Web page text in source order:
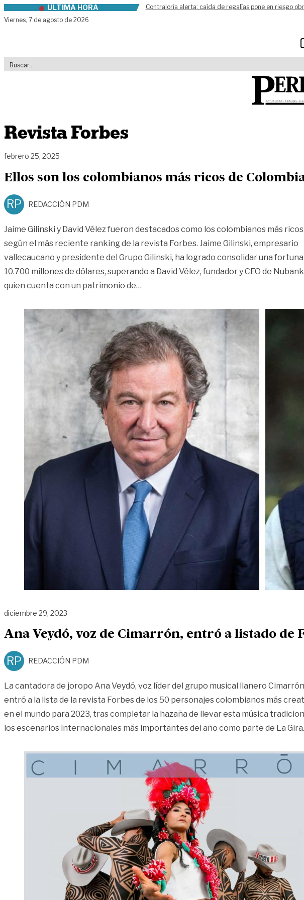
Skip to contentÚLTIMA HORA
Contraloría alerta: caída de regalías pone en riesgo
Viernes, 7 de agosto de 2026
Revista Forbes
febrero 25, 2025
Ellos son los colombianos más ricos de
RP REDACCIÓN PDM
Jaime Gilinski y David Vélez fueron destacados como los colombianos más ricos
según el más reciente ranking de la revista Forbes. Jaime Gilinski, empresario
vallecaucano y presidente del Grupo Gilinski, ha logrado consolidar una fortuna
10.700 millones de dólares, superando a David Vélez, fundador y CEO de
quien cuenta con un patrimonio de…
diciembre 29, 2023
Ana Veydó, voz de Cimarrón, entró a listado de
RP REDACCIÓN PDM
La cantadora de joropo Ana Veydó, voz líder del grupo musical llanero
entró a la lista de la revista Forbes de los 50 personajes colombianos más
en el mundo para 2023, tras completar la hazaña de llevar esta música
los escenarios internacionales más importantes del año como parte de La Gira